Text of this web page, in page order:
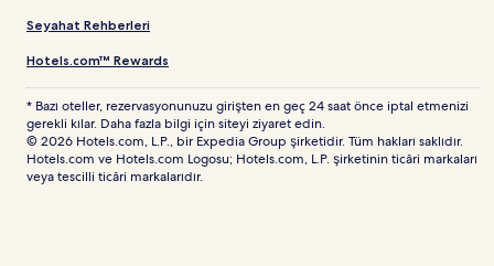
Seyahat Rehberleri
Hotels.com™ Rewards
* Bazı oteller, rezervasyonunuzu girişten en geç 24 saat önce iptal etmenizi
gerekli kılar. Daha fazla bilgi için siteyi ziyaret edin.
© 2026 Hotels.com, L.P., bir Expedia Group şirketidir. Tüm hakları saklıdır.
Hotels.com ve Hotels.com Logosu; Hotels.com, L.P. şirketinin ticâri markaları
veya tescilli ticâri markalarıdır.